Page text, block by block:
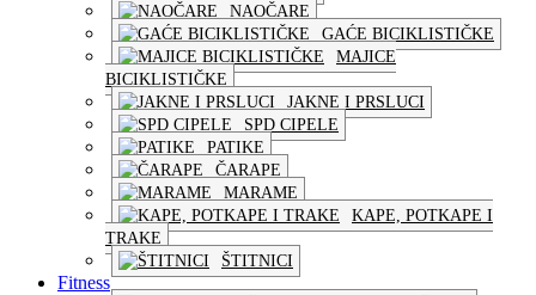
NAOČARE
GAĆE BICIKLISTIČKE
MAJICE
BICIKLISTIČKE
JAKNE I PRSLUCI
SPD CIPELE
PATIKE
ČARAPE
MARAME
KAPE, POTKAPE I
TRAKE
ŠTITNICI
Fitness